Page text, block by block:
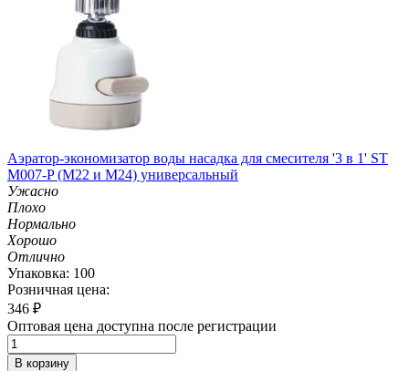
Аэратор-экономизатор воды насадка для смесителя '3 в 1' ST
M007-P (М22 и M24) универсальный
Ужасно
Плохо
Нормально
Хорошо
Отлично
Упаковка: 100
Розничная цена:
346 ₽
Оптовая цена доступна после регистрации
В корзину